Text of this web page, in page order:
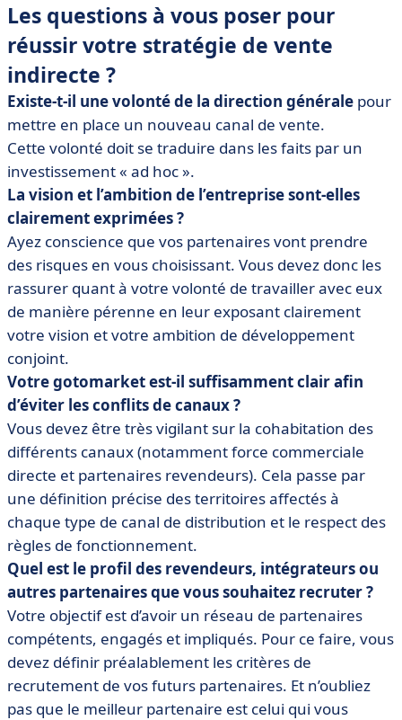
Les questions à vous poser pour
réussir votre stratégie de vente
indirecte ?
Existe-t-il une volonté de la direction générale pour
mettre en place un nouveau canal de vente.
Cette volonté doit se traduire dans les faits par un
investissement « ad hoc ».
La vision et l’ambition de l’entreprise sont-elles
clairement exprimées ?
Ayez conscience que vos partenaires vont prendre
des risques en vous choisissant. Vous devez donc les
rassurer quant à votre volonté de travailler avec eux
de manière pérenne en leur exposant clairement
votre vision et votre ambition de développement
conjoint.
Votre gotomarket est-il suffisamment clair afin
d’éviter les conflits de canaux ?
Vous devez être très vigilant sur la cohabitation des
différents canaux (notamment force commerciale
directe et partenaires revendeurs). Cela passe par
une définition précise des territoires affectés à
chaque type de canal de distribution et le respect des
règles de fonctionnement.
Quel est le profil des revendeurs, intégrateurs ou
autres partenaires que vous souhaitez recruter ?
Votre objectif est d’avoir un réseau de partenaires
compétents, engagés et impliqués. Pour ce faire, vous
devez définir préalablement les critères de
recrutement de vos futurs partenaires. Et n’oubliez
pas que le meilleur partenaire est celui qui vous